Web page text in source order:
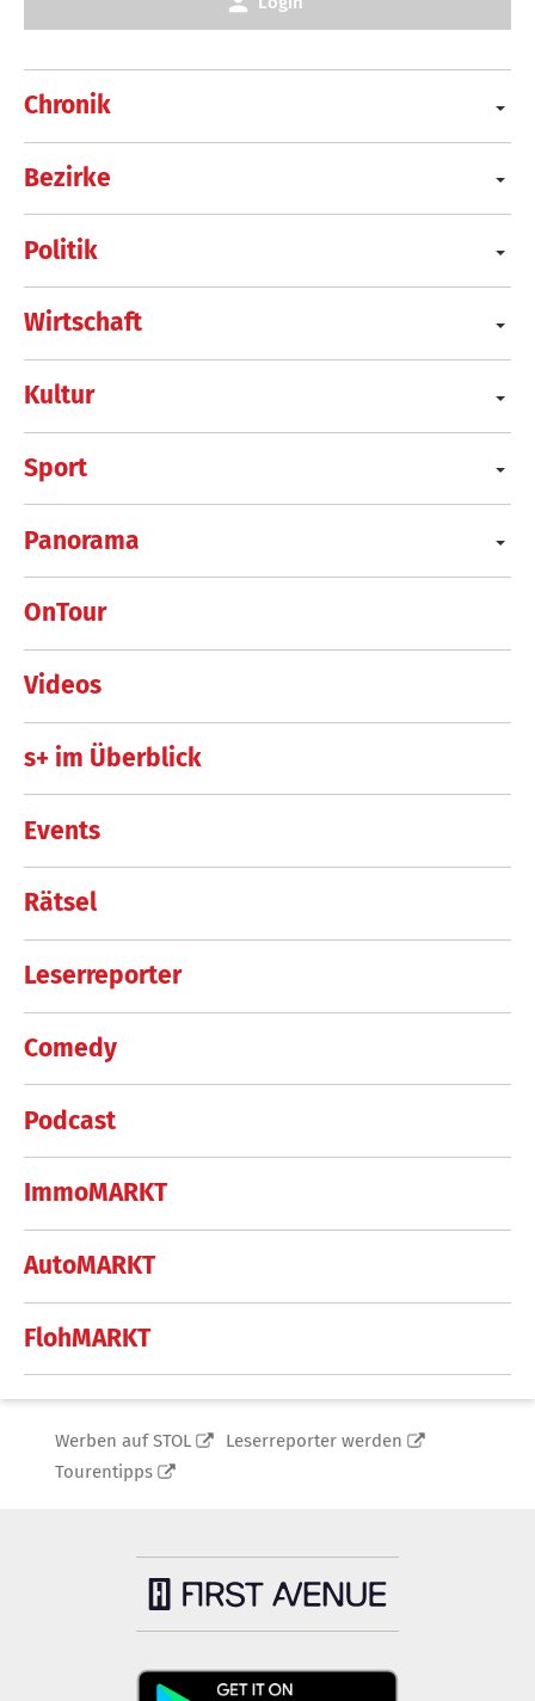
Chronik
Bezirke
Politik
Wirtschaft
Kultur
Sport
Panorama
OnTour
Videos
s+ im Überblick
Events
Rätsel
Leserreporter
Comedy
Podcast
ImmoMARKT
AutoMARKT
FlohMARKT
Werben auf STOL
Leserreporter werden
Tourentipps